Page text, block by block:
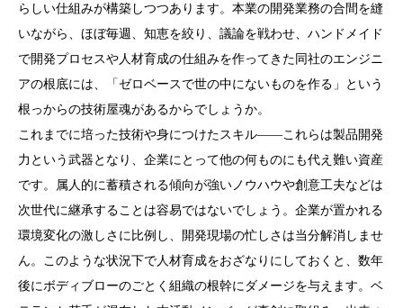
らしい仕組みが構築しつつあります。本業の開発業務の合間を縫
いながら、ほぼ毎週、知恵を絞り、議論を戦わせ、ハンドメイド
で開発プロセスや人材育成の仕組みを作ってきた同社のエンジニ
アの根底には、「ゼロベースで世の中にないものを作る」という
根っからの技術屋魂があるからでしょうか。
これまでに培った技術や身につけたスキル――これらは製品開発
力という武器となり、企業にとって他の何ものにも代え難い資産
です。属人的に蓄積される傾向が強いノウハウや創意工夫などは
次世代に継承することは容易ではないでしょう。企業が置かれる
環境変化の激しさに比例し、開発現場の忙しさは当分解消しませ
ん。このような状況下で人材育成をおざなりにしておくと、数年
後にボディブローのごとく組織の根幹にダメージを与えます。ベ